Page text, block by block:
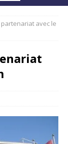
avec le